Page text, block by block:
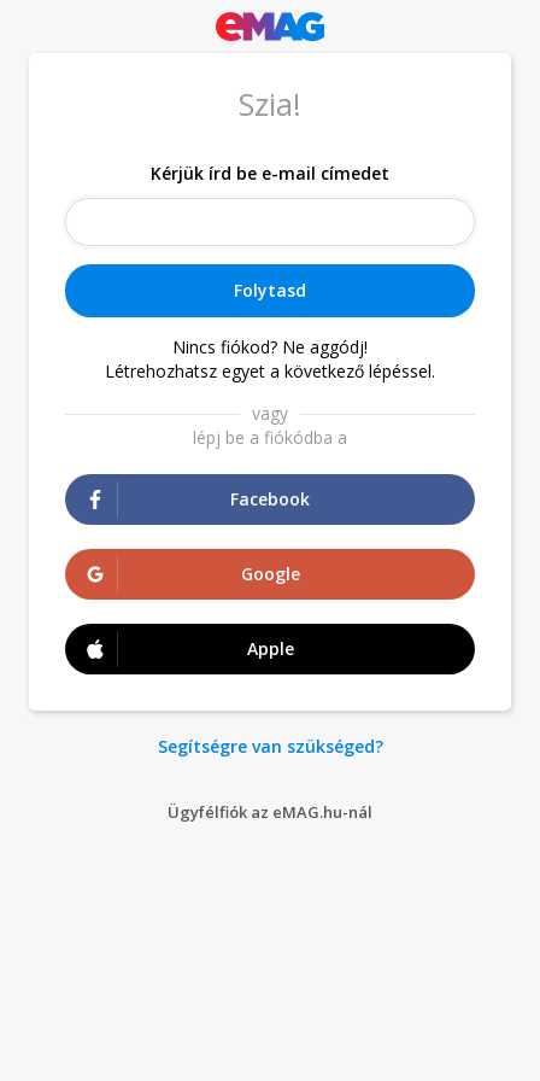
Szia!
Kérjük írd be e-mail címedet
Folytasd
Nincs fiókod? Ne aggódj!
Létrehozhatsz egyet a következő lépéssel.
vagy
lépj be a fiókódba a
Facebook
Google
Apple
Segítségre van szükséged?
Ügyfélfiók az eMAG.hu-nál